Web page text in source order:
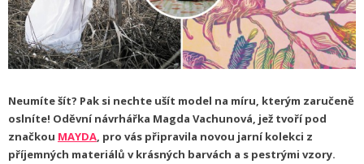
Neumíte šít? Pak si nechte ušít model na míru, kterým zaručeně
oslníte! Oděvní návrhářka Magda Vachunová, jež tvoří pod
značkou MAYDA, pro vás připravila novou jarní kolekci z
příjemných materiálů v krásných barvách a s pestrými vzory.